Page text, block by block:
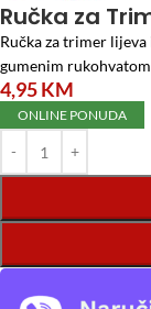
Ručka za
Ručka za trimer
gumenim
4,95KM
ONLINE PONUDA